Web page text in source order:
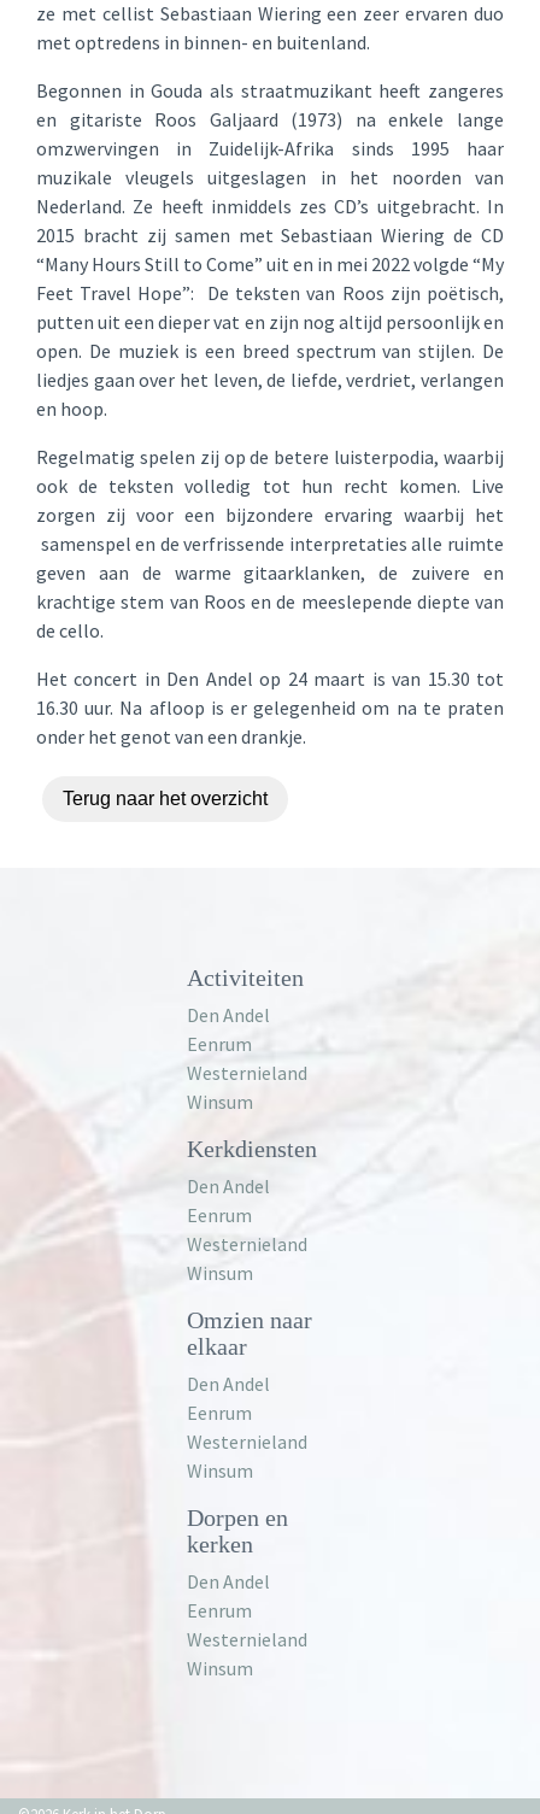
ze met cellist Sebastiaan Wiering een zeer ervaren duo
met optredens in binnen- en buitenland.
Begonnen in Gouda als straatmuzikant heeft zangeres
en gitariste Roos Galjaard (1973) na enkele lange
omzwervingen in Zuidelijk-Afrika sinds 1995 haar
muzikale vleugels uitgeslagen in het noorden van
Nederland. Ze heeft inmiddels zes CD’s uitgebracht. In
2015 bracht zij samen met Sebastiaan Wiering de CD
“Many Hours Still to Come” uit en in mei 2022 volgde “My
Feet Travel Hope”: De teksten van Roos zijn poëtisch,
putten uit een dieper vat en zijn nog altijd persoonlijk en
open. De muziek is een breed spectrum van stijlen. De
liedjes gaan over het leven, de liefde, verdriet, verlangen
en hoop.
Regelmatig spelen zij op de betere luisterpodia, waarbij
ook de teksten volledig tot hun recht komen. Live
zorgen zij voor een bijzondere ervaring waarbij het
samenspel en de verfrissende interpretaties alle ruimte
geven aan de warme gitaarklanken, de zuivere en
krachtige stem van Roos en de meeslepende diepte van
de cello.
Het concert in Den Andel op 24 maart is van 15.30 tot
16.30 uur. Na afloop is er gelegenheid om na te praten
onder het genot van een drankje.
Terug naar het overzicht
Activiteiten
Den Andel
Eenrum
Westernieland
Winsum
Kerkdiensten
Den Andel
Eenrum
Westernieland
Winsum
Omzien naar
elkaar
Den Andel
Eenrum
Westernieland
Winsum
Dorpen en
kerken
Den Andel
Eenrum
Westernieland
Winsum